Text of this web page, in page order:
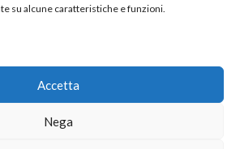
su alcune caratteristiche e funzioni.
Accetta
Nega